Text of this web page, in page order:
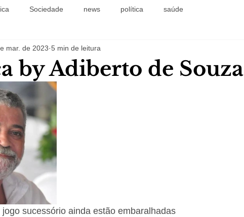
Sociedade news política saúde
by Adiberto de Souza
mar. de 2023 5 min de leitura
sucessório ainda estão embaralhadas